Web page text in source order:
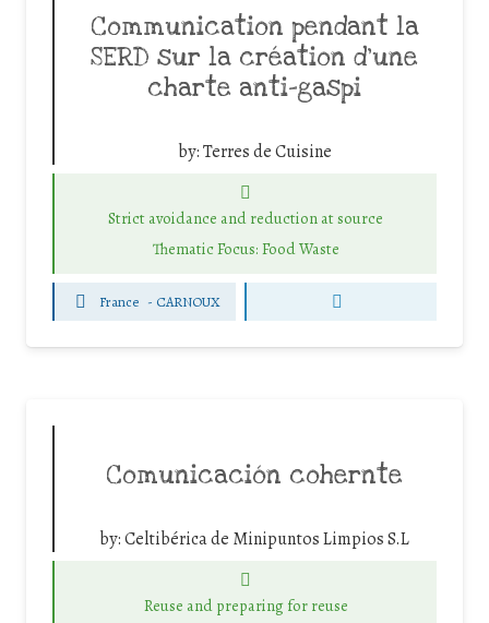
Communication pendant la
SERD sur la création d’une
charte anti-gaspi
by:Terres de Cuisine
Strict avoidance and reduction at source
Thematic Focus: Food Waste
France - CARNOUX
Comunicación cohernte
by:Celtibérica de Minipuntos Limpios S.L
Reuse and preparing for reuse